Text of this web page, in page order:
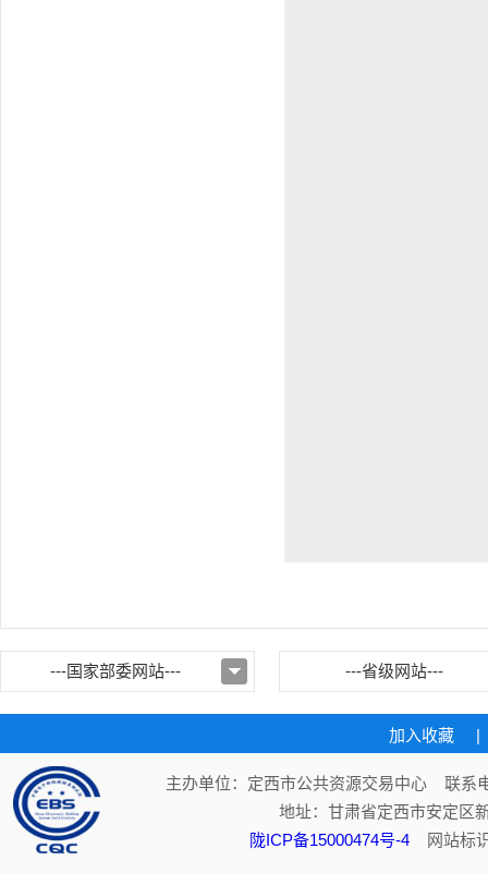
---国家部委网站--- ---省级网站---
加入收藏 |
主办单位：定西市公共资源交易中心 联系
地址：甘肃省定西市安定
陇ICP备15000474号-4 网站标